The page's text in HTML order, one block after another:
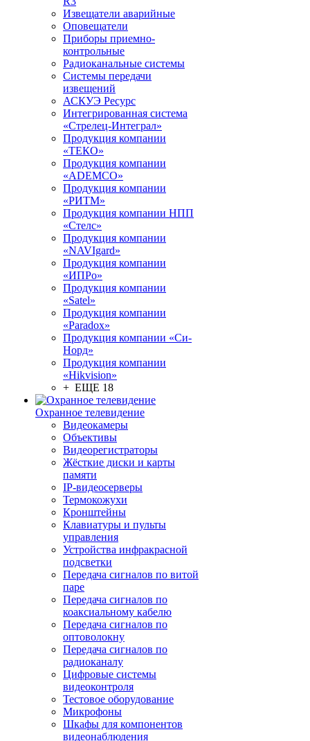
Извещатели аварийные
Оповещатели
Приборы приемно-
контрольные
Радиоканальные системы
Системы передачи
извещений
АСКУЭ Ресурс
Интегрированная система
«Стрелец-Интеграл»
Продукция компании
«ТЕКО»
Продукция компании
«ADEMCO»
Продукция компании
«РИТМ»
Продукция компании НПП
«Стелс»
Продукция компании
«NAVIgard»
Продукция компании
«ИПРо»
Продукция компании
«Satel»
Продукция компании
«Paradox»
Продукция компании «Си-
Норд»
Продукция компании
«Hikvision»
+ ЕЩЕ 18
Охранное телевидение
Видеокамеры
Объективы
Видеорегистраторы
Жёсткие диски и карты
памяти
IP-видеосерверы
Термокожухи
Кронштейны
Клавиатуры и пульты
управления
Устройства инфракрасной
подсветки
Передача сигналов по витой
паре
Передача сигналов по
коаксиальному кабелю
Передача сигналов по
оптоволокну
Передача сигналов по
радиоканалу
Цифровые системы
видеоконтроля
Тестовое оборудование
Микрофоны
Шкафы для компонентов
видеонаблюдения